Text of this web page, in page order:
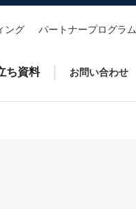
ング パートナープログラム
ち資料 お問い合わせ